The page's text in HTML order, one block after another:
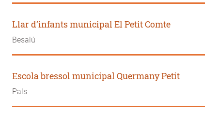
Llar d’infants municipal El Petit Comte
Besalú
Escola bressol municipal Quermany Petit
Pals